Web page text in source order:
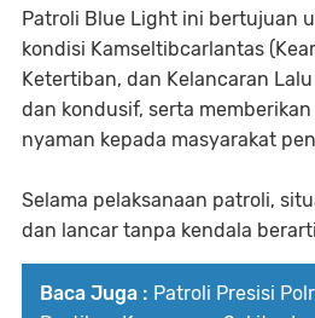
Patroli Blue Light ini bertujuan
kondisi Kamseltibcarlantas
Ketertiban, dan Kelancaran
dan kondusif, serta
nyaman kepada masyarakat
Selama pelaksanaan patroli,
dan lancar tanpa kendala
Baca Juga : Patroli Presisi